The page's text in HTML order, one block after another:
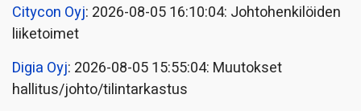
Citycon Oyj: 2026-08-05 16:10:04: Johtohenkilöiden
liiketoimet
Digia Oyj: 2026-08-05 15:55:04: Muutokset
hallitus/johto/tilintarkastus